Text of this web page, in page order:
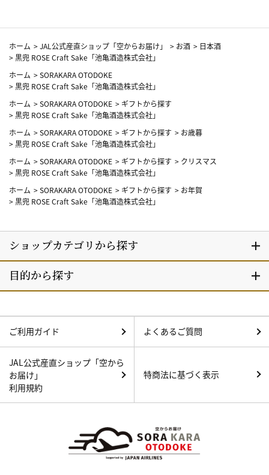
ホーム >JAL公式産直ショップ「空からお届け」 > お酒 > 日本酒
>黒兜 ROSE Craft Sake「池亀酒造株式会社」
ホーム >SORAKARA OTODOKE
>黒兜 ROSE Craft Sake「池亀酒造株式会社」
ホーム >SORAKARA OTODOKE > ギフトから探す
>黒兜 ROSE Craft Sake「池亀酒造株式会社」
ホーム >SORAKARA OTODOKE > ギフトから探す > お歳暮
>黒兜 ROSE Craft Sake「池亀酒造株式会社」
ホーム >SORAKARA OTODOKE > ギフトから探す > クリスマス
>黒兜 ROSE Craft Sake「池亀酒造株式会社」
ホーム >SORAKARA OTODOKE > ギフトから探す > お年賀
>黒兜 ROSE Craft Sake「池亀酒造株式会社」
ご利用ガイド よくあるご質問
JAL公式産直ショップ「空から
お届け」
利用規約
特商法に基づく表示